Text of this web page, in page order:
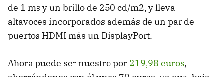
de 1 ms y un brillo de 250 cd/m2, y lleva
altavoces incorporados además de un par de
puertos HDMI más un DisplayPort.
Ahora puede ser nuestro por 219,98 euros,